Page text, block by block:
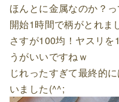
ほんとに金属なのか？
開始1時間で柄がとれま
さすが100均！ヤスリ
うがいいですねｗ
じれったすぎて最終的
いました(^^;